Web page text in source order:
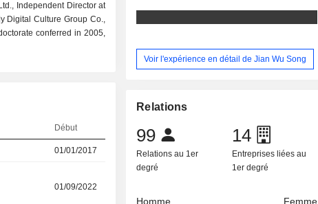
Independent Director at
Digital Culture Group Co.,
conferred in 2005,
Début
01/01/2017
01/09/2022
Voir l'expérience en détail de Jian Wu Song
Relations
99
Relations au 1er
degré
14
Entreprises liées au
1er degré
Homme Femme